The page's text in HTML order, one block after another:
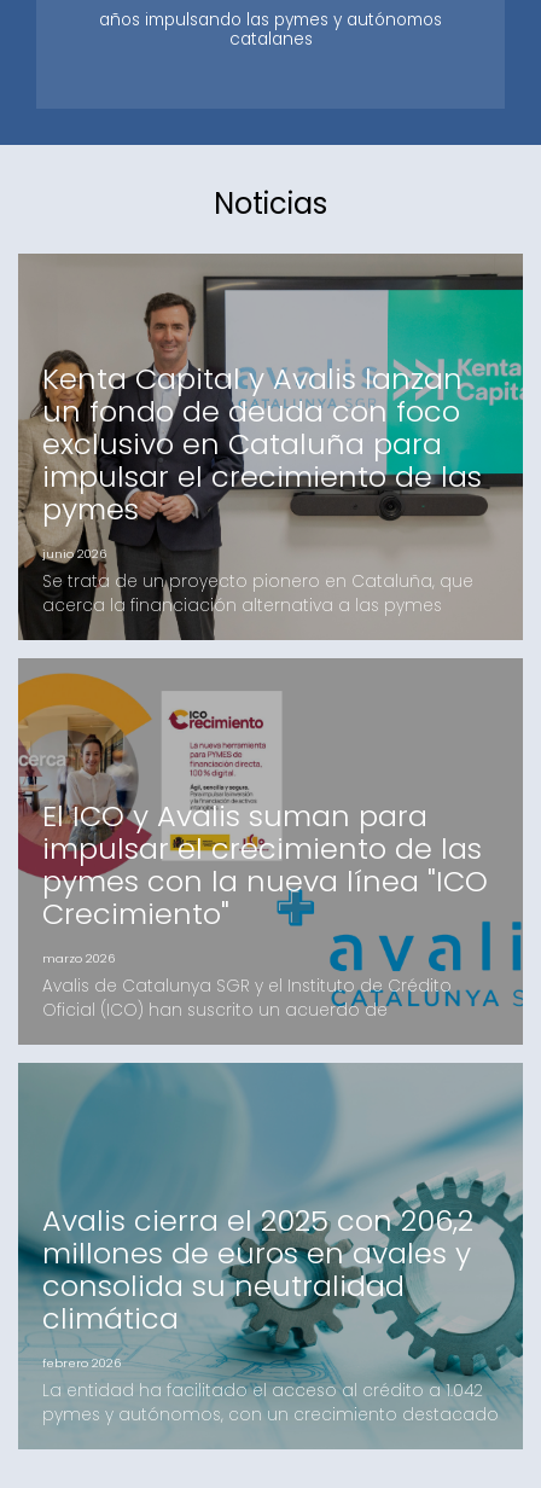
años impulsando las pymes y autónomos
catalanes
Noticias
Kenta Capital y Avalis lanzan
un fondo de deuda con foco
exclusivo en Cataluña para
impulsar el crecimiento de las
pymes
junio 2026
Se trata de un proyecto pionero en Cataluña, que
acerca la financiación alternativa a las pymes
catalanas, en el que Avalis y Kenta Capital llevan
trabajando varios meses y que cuenta con el apoyo
de un grupo de inversores, tanto Family Offices
como Institucionales, mayoritariamente catalanesEl
fondo, que ofrecerá financiación de hasta 4 millones
d
El ICO y Avalis suman para
impulsar el crecimiento de las
pymes con la nueva línea "ICO
Crecimiento"
marzo 2026
Avalis de Catalunya SGR y el Instituto de Crédito
Oficial (ICO) han suscrito un acuerdo de
la financiación de las pymes catalanas. Mediante la
nueva herramienta digital ICO Crecimiento, las
pequeñas y medianas empresas podrán acceder a
recursos en condiciones preferentes y con el apoyo
Avalis cierra el 2025 con 206,2
millones de euros en avales y
consolida su neutralidad
climática
febrero 2026
La entidad ha facilitado el acceso al crédito a 1.042
pymes y autónomos, con un crecimiento destacado